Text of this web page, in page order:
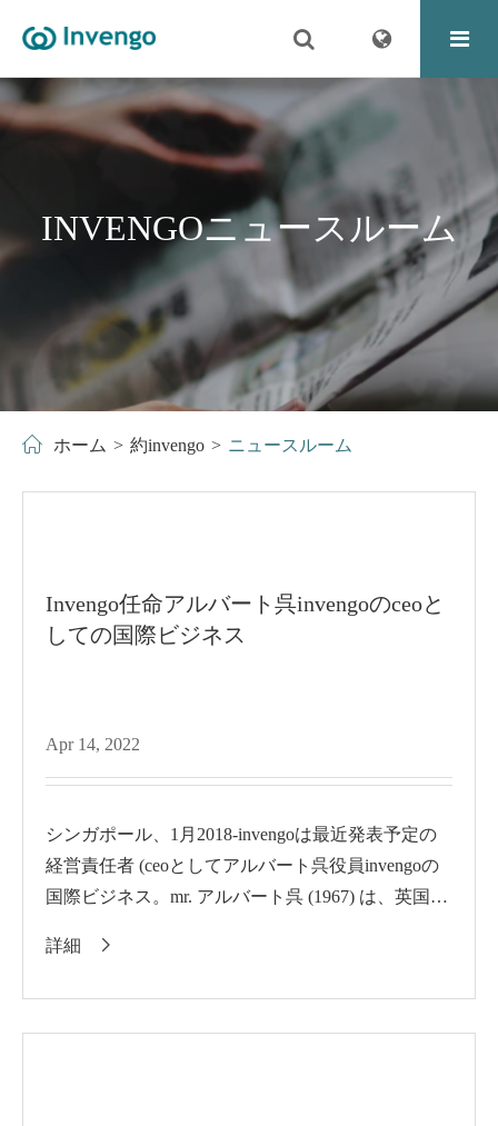
INVENGOニュースルーム
ホーム 約invengo ニュースルーム
Invengo任命アルバート呉invengoのceoと
しての国際ビジネス
Apr 14, 2022
シンガポール、1月2018-invengoは最近発表予定の
経営責任者 (ceoとしてアルバート呉役員invengoの
国際ビジネス。mr. アルバート呉 (1967) は、英国の
詳細
